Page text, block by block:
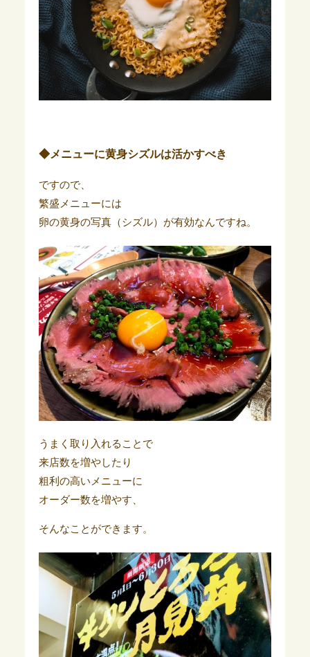
◆メニューに黄身シズルは活かすべき
ですので、
繁盛メニューには
卵の黄身の写真（シズル）が有効なんですね。
うまく取り入れることで
来店数を増やしたり
粗利の高いメニューに
オーダー数を増やす、
そんなことができます。